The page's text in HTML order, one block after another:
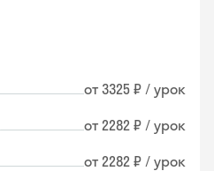
от 3325 ₽ / урок
от 2282 ₽ / урок
от 2282 ₽ / урок